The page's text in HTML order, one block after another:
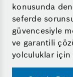
konusunda
seferde
güvencesiyle
ve garantili
yolculuklar için